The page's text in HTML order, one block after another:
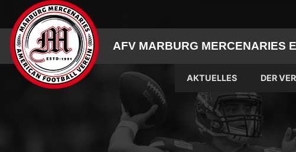
content
AFV MARBURG MERCENARIES
AKTUELLES DER